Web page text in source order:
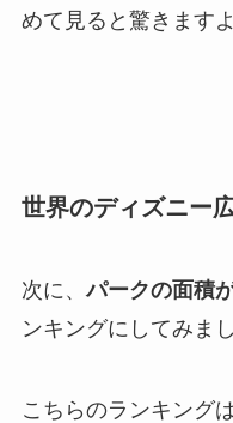
めて見ると驚きます
世界のディズニー
次に、パークの面積
ンキングにしてみまし
こちらのランキングは